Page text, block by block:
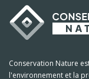
Conservation Nature
l'environnement et la